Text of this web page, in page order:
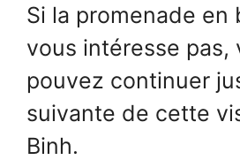
Si la promenade en
vous intéresse pas,
pouvez continuer
suivante de cette
Binh.